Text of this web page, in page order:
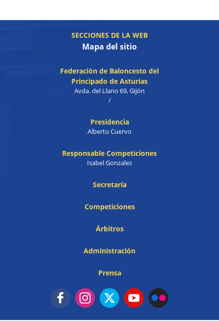
SECCIONES DE LA WEB
Mapa del sitio
Federación de Baloncesto del
Principado de Asturias
Avda. del Llano 69, Gijón
/
Presidencia
Alberto Cuervo
Responsable Competiciones
Isabel Gonzalez
Secretaría
Competiciones
Árbitros
Administración
Prensa